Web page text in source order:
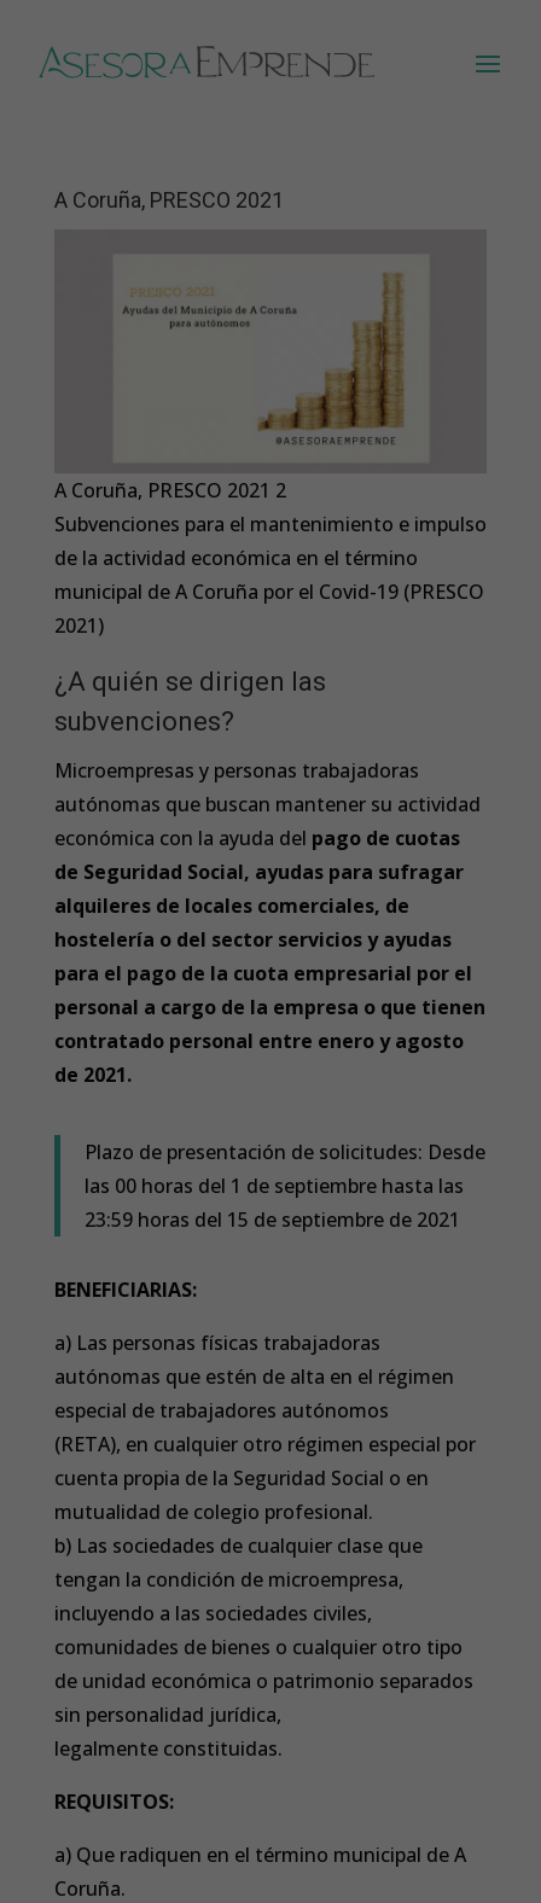
A Coruña, PRESCO 2021
A Coruña, PRESCO 2021 2
Subvenciones para el mantenimiento e impulso
de la actividad económica en el término
municipal de A Coruña por el Covid-19 (PRESCO
2021)
¿A quién se dirigen las
subvenciones?
Microempresas y personas trabajadoras
autónomas que buscan mantener su actividad
económica con la ayuda del pago de cuotas
de Seguridad Social, ayudas para sufragar
alquileres de locales comerciales, de
hostelería o del sector servicios y ayudas
para el pago de la cuota empresarial por el
personal a cargo de la empresa o que tienen
contratado personal entre enero y agosto
de 2021.
Plazo de presentación de solicitudes: Desde
las 00 horas del 1 de septiembre hasta las
23:59 horas del 15 de septiembre de 2021
BENEFICIARIAS:
a) Las personas físicas trabajadoras
autónomas que estén de alta en el régimen
especial de trabajadores autónomos
(RETA), en cualquier otro régimen especial por
cuenta propia de la Seguridad Social o en
mutualidad de colegio profesional.
b) Las sociedades de cualquier clase que
tengan la condición de microempresa,
incluyendo a las sociedades civiles,
comunidades de bienes o cualquier otro tipo
de unidad económica o patrimonio separados
sin personalidad jurídica,
legalmente constituidas.
REQUISITOS:
a) Que radiquen en el término municipal de A
Coruña.